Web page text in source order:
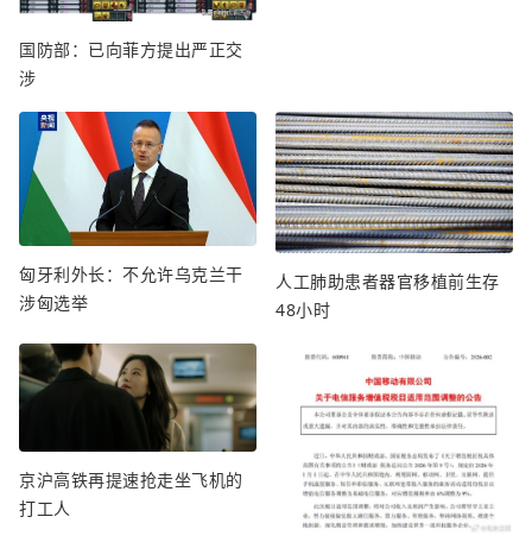
国防部：已向菲方提出严正交
涉
匈牙利外长：不允许乌克兰干
涉匈选举
人工肺助患者器官移植前生存
48小时
京沪高铁再提速抢走坐飞机的
打工人